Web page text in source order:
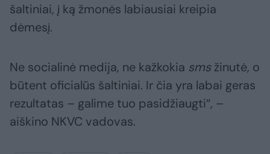
šaltiniai, į ką žmonės labiausiai kreipia
dėmesį.
Ne socialinė medija, ne kažkokia smsžinutė, o
būtent oficialūs šaltiniai. Ir čia yra labai geras
rezultatas – galime tuo pasidžiaugti“, –
aiškino NKVC vadovas.